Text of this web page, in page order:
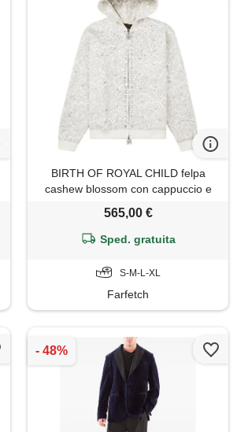
BIRTH OF ROYAL CHILD felpa
cashew blossom con cappuccio e
565,00 €
Sped. gratuita
S-M-L-XL
Farfetch